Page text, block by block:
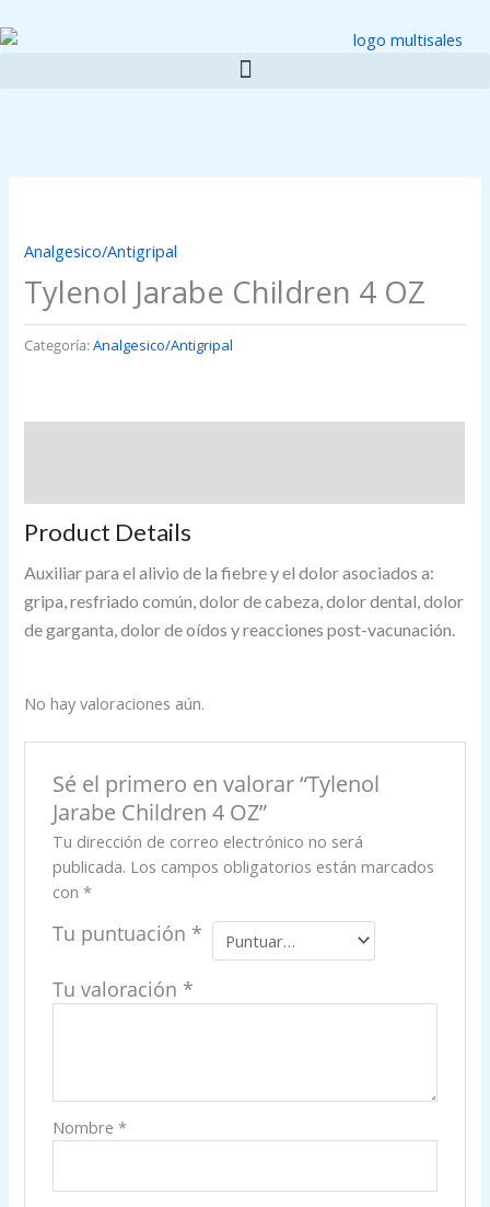
al
Analgesico/Antigripal
Tylenol Jarabe Children 4 OZ
Categoría:Analgesico/Antigripal
Product Details
Auxiliar para el alivio de la fiebre y el dolor asociados a:
gripa, resfriado común, dolor de cabeza, dolor dental, dolor
de garganta, dolor de oídos y reacciones post-vacunación.
No hay valoraciones aún.
Sé el primero en valorar “Tylenol
Jarabe Children 4 OZ”
Tu dirección de correo electrónico no será
publicada. Los campos obligatorios están marcados
con *
Tu puntuación *
Tu valoración *
Nombre *